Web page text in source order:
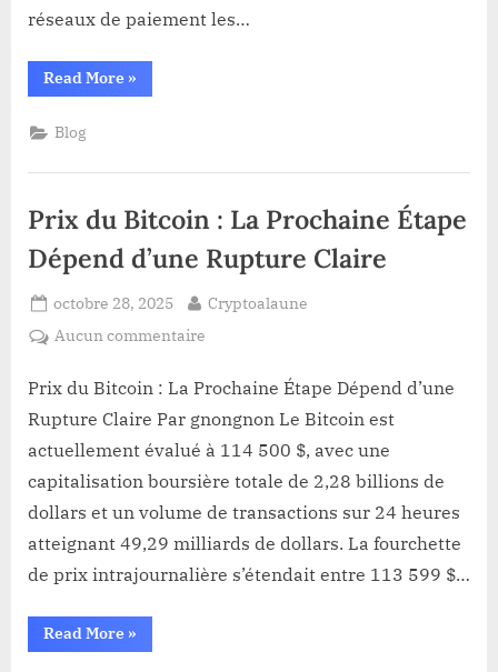
réseaux de paiement les…
Read More“Western
Union
au
2026”
»
Blog
Prix du Bitcoin : La Prochaine Étape
Dépend d’une Rupture Claire
Posted
on
octobre 28, 2025 By
Cryptoalaune
Aucun commentaire
du
Bitcoin
La
Prochaine
Étape
Dépend
d’une
Prix du Bitcoin : La Prochaine Étape Dépend d’une
Rupture Claire Par gnongnon Le Bitcoin est
actuellement évalué à 114 500 $, avec une
capitalisation boursière totale de 2,28 billions de
dollars et un volume de transactions sur 24 heures
atteignant 49,29 milliards de dollars. La fourchette
de prix intrajournalière s’étendait entre 113 599 $…
Read More“Prix
»